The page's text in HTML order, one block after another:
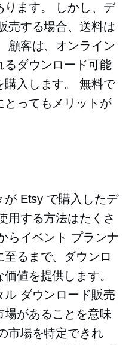
ります。 しかし、デ
売する場合、送料は
顧客は、オンライン
るダウンロード可能
購入します。 無料で
とってもメリットが
が Etsy で購入したデ
用する方法はたくさ
らイベント プランナ
るまで、ダウンロ
値を提供します。
ル ダウンロード販売
があることを意味
市場を特定できれ